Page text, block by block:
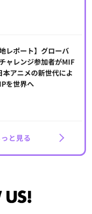
レポート】グローバ
ャレンジ参加者がMIF
本アニメの新世代によ
を世界へ
と見る